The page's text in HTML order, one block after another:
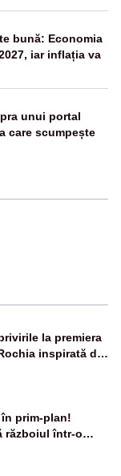
bună: Economia
iar inflația va
unui portal
care scumpește
la premiera
inspirată de
senzație
prim-plan!
războiul într-o